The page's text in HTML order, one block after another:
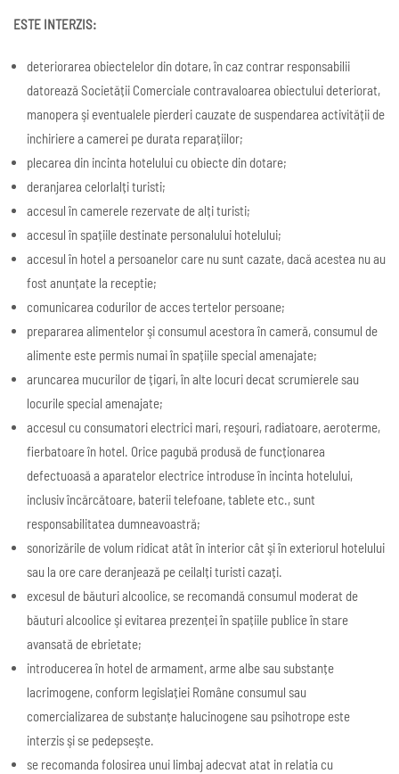
ESTE INTERZIS:
deteriorarea obiectelelor din dotare, în caz contrar responsabilii
datorează Societății Comerciale contravaloarea obiectului deteriorat,
manopera şi eventualele pierderi cauzate de suspendarea activității de
inchiriere a camerei pe durata reparațiilor;
plecarea din incinta hotelului cu obiecte din dotare;
deranjarea celorlalți turisti;
accesul în camerele rezervate de alți turisti;
accesul în spațiile destinate personalului hotelului;
accesul în hotel a persoanelor care nu sunt cazate, dacă acestea nu au
fost anunțate la receptie;
comunicarea codurilor de acces tertelor persoane;
prepararea alimentelor şi consumul acestora în cameră, consumul de
alimente este permis numai în spațiile special amenajate;
aruncarea mucurilor de țigari, în alte locuri decat scrumierele sau
locurile special amenajate;
accesul cu consumatori electrici mari, reşouri, radiatoare, aeroterme,
fierbatoare în hotel. Orice pagubă produsă de funcționarea
defectuoasă a aparatelor electrice introduse în incinta hotelului,
inclusiv încărcătoare, baterii telefoane, tablete etc., sunt
responsabilitatea dumneavoastră;
sonorizările de volum ridicat atât în interior cât şi în exteriorul hotelului
sau la ore care deranjează pe ceilalți turisti cazați.
excesul de băuturi alcoolice, se recomandă consumul moderat de
băuturi alcoolice şi evitarea prezenței în spațiile publice în stare
avansată de ebrietate;
introducerea în hotel de armament, arme albe sau substanțe
lacrimogene, conform legislației Române consumul sau
comercializarea de substanțe halucinogene sau psihotrope este
interzis şi se pedepseşte.
se recomanda folosirea unui limbaj adecvat atat in relatia cu